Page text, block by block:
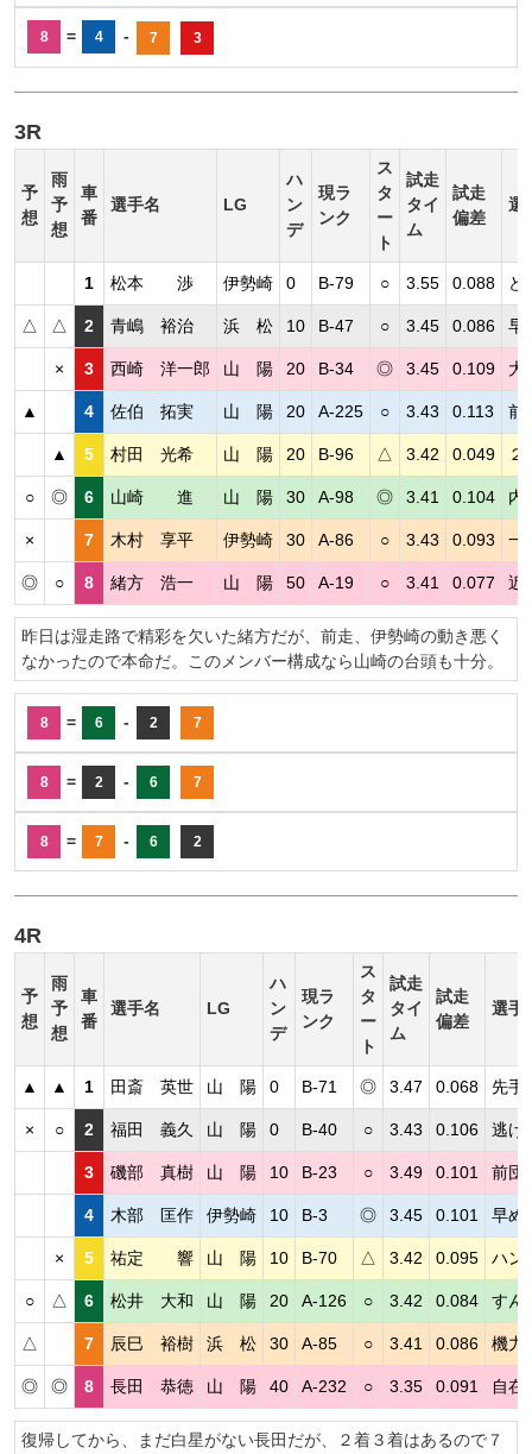
8 = 4 - 7 3
3R
予
想
雨
予
想
車
番
選手名 LG
ハ
ン
デ
現ラ
ンク
ス
タ
ー
ト
試走
タイ
ム
試走
偏差
選
1 松本 渉 伊勢崎 0 B-79 ○ 3.55 0.088 ど
△ △ 2 青嶋 裕治 浜 松 10 B-47 ○ 3.45 0.086 早
× 3 西崎 洋一郎 山 陽 20 B-34 ◎ 3.45 0.109 大
▲ 4 佐伯 拓実 山 陽 20 A-225 ○ 3.43 0.113 前
▲ 5 村田 光希 山 陽 20 B-96 △ 3.42 0.049 ２
○ ◎ 6 山崎 進 山 陽 30 A-98 ◎ 3.41 0.104 内
× 7 木村 享平 伊勢崎 30 A-86 ○ 3.43 0.093 一
◎ ○ 8 緒方 浩一 山 陽 50 A-19 ○ 3.41 0.077 近
昨日は湿走路で精彩を欠いた緒方だが、前走、伊勢崎の動き悪く
なかったので本命だ。このメンバー構成なら山崎の台頭も十分。
8 = 6 - 2 7
8 = 2 - 6 7
8 = 7 - 6 2
4R
予
想
雨
予
想
車
番
選手名 LG
ハ
ン
デ
現ラ
ンク
ス
タ
ー
ト
試走
タイ
ム
試走
偏差
選手
▲ ▲ 1 田斎 英世 山 陽 0 B-71 ◎ 3.47 0.068 先手
× ○ 2 福田 義久 山 陽 0 B-40 ○ 3.43 0.106 逃げ
3 磯部 真樹 山 陽 10 B-23 ○ 3.49 0.101 前団
4 木部 匡作 伊勢崎 10 B-3 ◎ 3.45 0.101 早め
× 5 祐定 響 山 陽 10 B-70 △ 3.42 0.095 ハン
○ △ 6 松井 大和 山 陽 20 A-126 ○ 3.42 0.084 すん
△ 7 辰巳 裕樹 浜 松 30 A-85 ○ 3.41 0.086 機力
◎ ◎ 8 長田 恭徳 山 陽 40 A-232 ○ 3.35 0.091 自在
復帰してから、まだ白星がない長田だが、２着３着はあるので７